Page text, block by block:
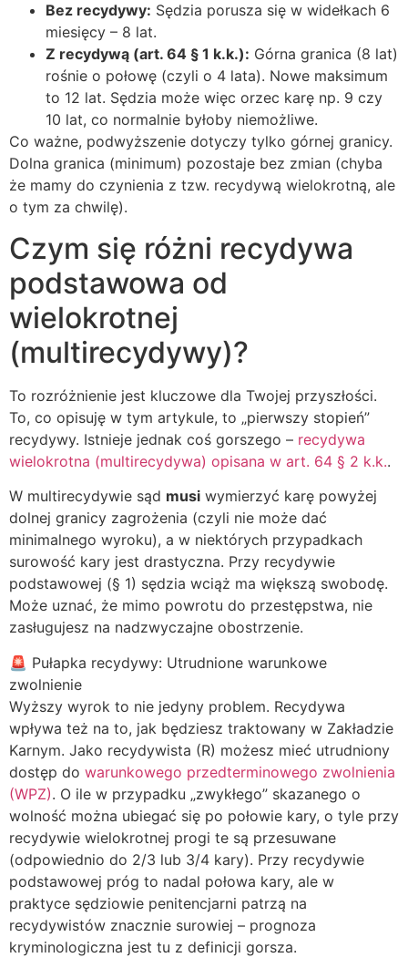
Bez recydywy: Sędzia porusza się w widełkach 6
miesięcy – 8 lat.
Z recydywą (art. 64 § 1 k.k.): Górna granica (8 lat)
rośnie o połowę (czyli o 4 lata). Nowe maksimum
to 12 lat. Sędzia może więc orzec karę np. 9 czy
10 lat, co normalnie byłoby niemożliwe.
Co ważne, podwyższenie dotyczy tylko górnej granicy.
Dolna granica (minimum) pozostaje bez zmian (chyba
że mamy do czynienia z tzw. recydywą wielokrotną, ale
o tym za chwilę).
Czym się różni recydywa
podstawowa od
wielokrotnej
(multirecydywy)?
To rozróżnienie jest kluczowe dla Twojej przyszłości.
To, co opisuję w tym artykule, to „pierwszy stopień”
recydywy. Istnieje jednak coś gorszego – recydywa
wielokrotna (multirecydywa) opisana w art. 64 § 2 k.k..
W multirecydywie sąd musi wymierzyć karę powyżej
dolnej granicy zagrożenia (czyli nie może dać
minimalnego wyroku), a w niektórych przypadkach
surowość kary jest drastyczna. Przy recydywie
podstawowej (§ 1) sędzia wciąż ma większą swobodę.
Może uznać, że mimo powrotu do przestępstwa, nie
zasługujesz na nadzwyczajne obostrzenie.
🚨 Pułapka recydywy: Utrudnione warunkowe
zwolnienie
Wyższy wyrok to nie jedyny problem. Recydywa
wpływa też na to, jak będziesz traktowany w Zakładzie
Karnym. Jako recydywista (R) możesz mieć utrudniony
dostęp do warunkowego przedterminowego zwolnienia
(WPZ). O ile w przypadku „zwykłego” skazanego o
wolność można ubiegać się po połowie kary, o tyle przy
recydywie wielokrotnej progi te są przesuwane
(odpowiednio do 2/3 lub 3/4 kary). Przy recydywie
podstawowej próg to nadal połowa kary, ale w
praktyce sędziowie penitencjarni patrzą na
recydywistów znacznie surowiej – prognoza
kryminologiczna jest tu z definicji gorsza.